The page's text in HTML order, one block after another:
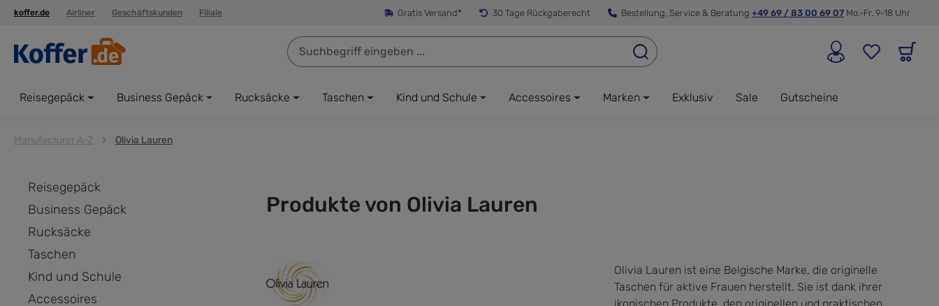
Zur Hauptnavigation springen
koffer.de Airliner Geschäftskunden Filiale Gratis Versand* 30 Tage Rückgaberecht Bestellung, Service & Beratung +49 69 / 83 00 69 07 Mo.-Fr. 9-18 Uhr
Reisegepäck Business Gepäck Rucksäcke Taschen Kind und Schule Accessoires Marken Exklusiv Sale Gutscheine
Manufacturer A-Z Olivia Lauren
Reisegepäck
Business Gepäck
Rucksäcke
Taschen
Kind und Schule
Accessoires
Produkte von Olivia Lauren
Olivia Lauren ist eine Belgische Marke, die originelle
Taschen für aktive Frauen herstellt. Sie ist dank ihrer